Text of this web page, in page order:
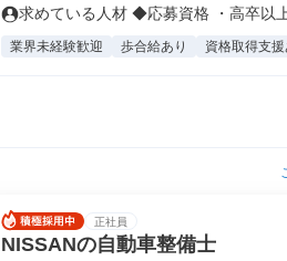
求めている人材 ◆応募資格 ・高卒以
業界未経験歓迎 歩合給あり 資格取得支援
正社員
NISSANの自動車整備士